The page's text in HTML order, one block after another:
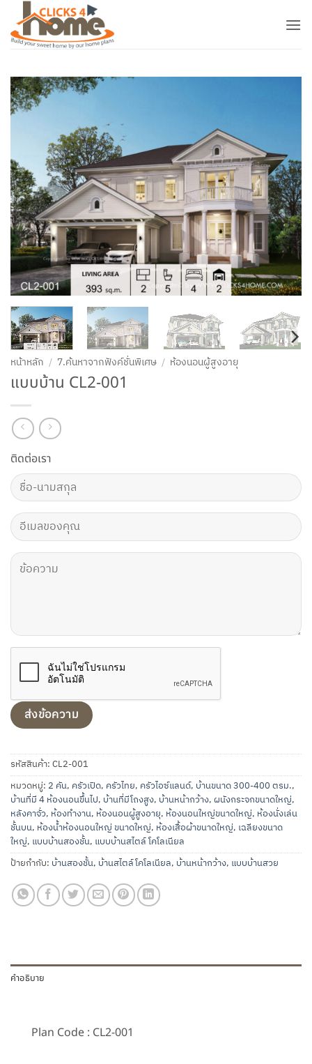
ยัง
หน้าหลัก / 7.ค้นหาจากฟังค์ชั่นพิเศษ / ห้องนอนผู้สูงอายุ
แบบบ้าน CL2-001
ติดต่อเรา
รหัสสินค้า:CL2-001
หมวดหมู่: 2 คัน, ครัวเปิด, ครัวไทย, ครัวไอซ์แลนด์, บ้านขนาด 300-400 ตรม.,
บ้านที่มี 4 ห้องนอนขึ้นไป, บ้านที่มีโถงสูง, บ้านหน้ากว้าง,ผนังกระจกขนาดใหญ่,
หลังคาจั่ว, ห้องทำงาน, ห้องนอนผู้สูงอายุ, ห้องนอนใหญ่ขนาดใหญ่, ห้องนั่งเล่น
ชั้นบน, ห้องน้ำห้องนอนใหญ่ ขนาดใหญ่, ห้องเสื้อผ้าขนาดใหญ่, เฉลียงขนาด
ใหญ่, แบบบ้านสองชั้น, แบบบ้านสไตล์ โคโลเนียล
ป้ายกำกับ: บ้านสองชั้น, บ้านสไตล์โคโลเนียล, บ้านหน้ากว้าง, แบบบ้านสวย
คำอธิบาย
Plan Code : CL2-001